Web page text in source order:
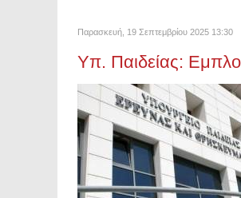
Παρασκευή, 19 Σεπτεμβρίου 2025 13:30
Υπ. Παιδείας: